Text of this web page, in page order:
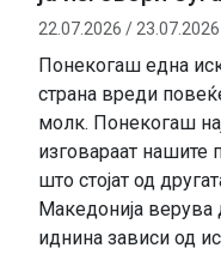
22.07.2026 /23.07.2026
Понекогаш една
страна вреди
молк. Понекогаш
изговараат нашите
што стојат од
Македонија верува
иднина зависи од